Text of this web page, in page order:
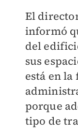
El
informó
del
sus
está en la
porque
tipo de